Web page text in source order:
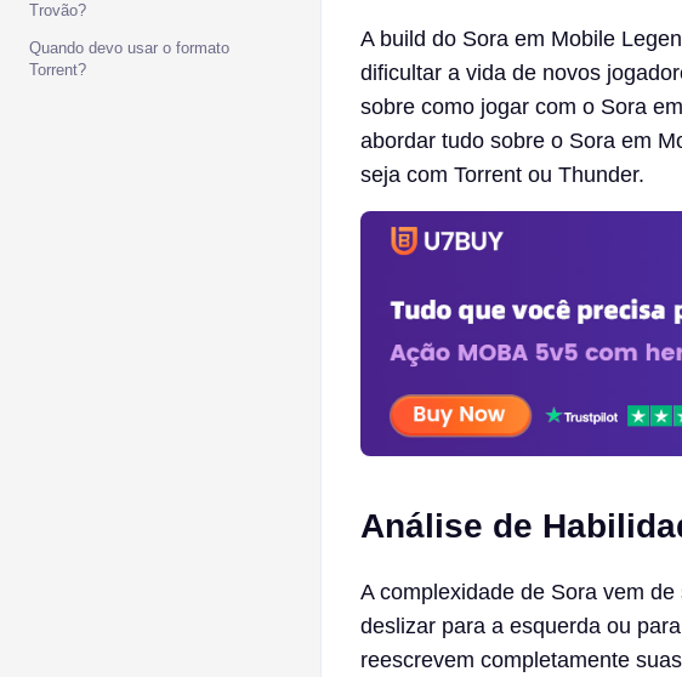
Trovão?
Quando devo usar o formato
Torrent?
A build do Sora em Mobile
dificultar a vida de novos
sobre como jogar com o Sora
abordar tudo sobre o Sora em
seja com Torrent ou Thunder.
Análise de
A complexidade de Sora vem de
deslizar para a esquerda ou
reescrevem completamente